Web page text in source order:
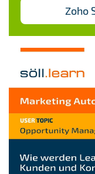
Zoho